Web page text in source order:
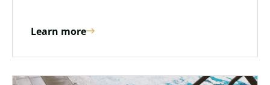
Learn more